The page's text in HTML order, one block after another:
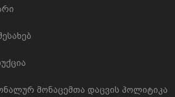
მონაცემთა დაცვის პოლიტიკა